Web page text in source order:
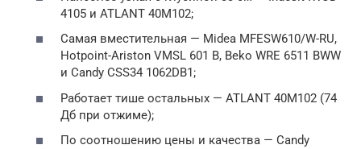
4105 и ATLANT 40М102;
Самая вместительная — Midea MFESW610/W-RU,
Hotpoint-Ariston VMSL 601 B, Beko WRE 6511 BWW
и Candy CSS34 1062DB1;
Работает тише остальных — ATLANT 40М102 (74
Дб при отжиме);
По соотношению цены и качества — Candy